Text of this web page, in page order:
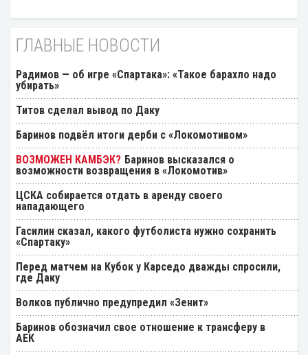
ГЛАВНЫЕ НОВОСТИ
Радимов — об игре «Спартака»: «Такое барахло надо
убирать»
Титов сделал вывод по Даку
Баринов подвёл итоги дерби с «Локомотивом»
Баринов высказался о
возможности возвращения в «Локомотив»
ЦСКА собирается отдать в аренду своего
нападающего
Гасилин сказал, какого футболиста нужно сохранить
«Спартаку»
Перед матчем на Кубок у Карседо дважды спросили,
где Даку
Волков публично предупредил «Зенит»
Баринов обозначил свое отношение к трансферу в
АЕК